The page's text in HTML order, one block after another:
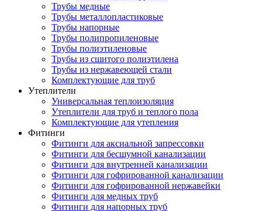
Трубы медные
Трубы металлопластиковые
Трубы напорные
Трубы полипропиленовые
Трубы полиэтиленовые
Трубы из сшитого полиэтилена
Трубы из нержавеющей стали
Комплектующие для труб
Утеплители
Универсальная теплоизоляция
Утеплители для труб и теплого пола
Комплектующие для утепления
Фитинги
Фитинги для аксиальной запрессовки
Фитинги для бесшумной канализации
Фитинги для внутренней канализации
Фитинги для гофрированной канализации
Фитинги для гофрированной нержавейки
Фитинги для медных труб
Фитинги для напорных труб